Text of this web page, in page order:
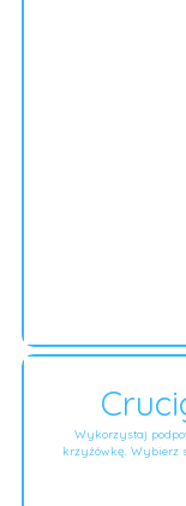
Wykorzystaj
krzyżówkę. Wybierz